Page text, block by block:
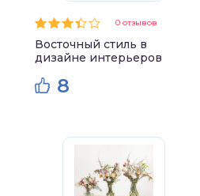
0 отзывов
Восточный стиль в
дизайне интерьеров
8